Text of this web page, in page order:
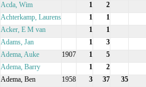
Acda, Wim
1 2
Achterkamp, Laurens
1 1
Acker, E M van
1 1
Adams, Jan
1 3
Adema, Auke
1907 1 5
Adema, Barry
1 2
Adema, Ben
1958 3 37 35